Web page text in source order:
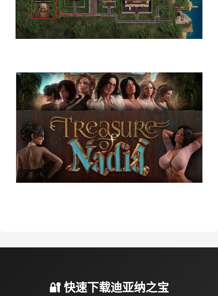
🔐 快速下载迪亚纳之宝